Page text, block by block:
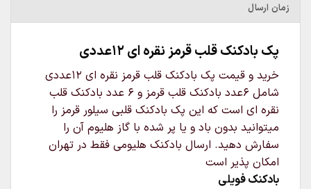
زمان ارسال
پک بادکنک قلب قرمز نقره ای 12عددی
خرید و قیمت پک بادکنک قلب قرمز نقره ای 12عددی
شامل 6عدد بادکنک قلب قرمز و 6 عدد بادکنک قلب
نقره ای است که این پک بادکنک قلبی سیلور قرمز را
میتوانید بدون باد و یا پر شده با گاز هلیوم آن را
سفارش دهید. ارسال بادکنک هلیومی فقط در تهران
امکان پذیر است
بادکنک فویلی